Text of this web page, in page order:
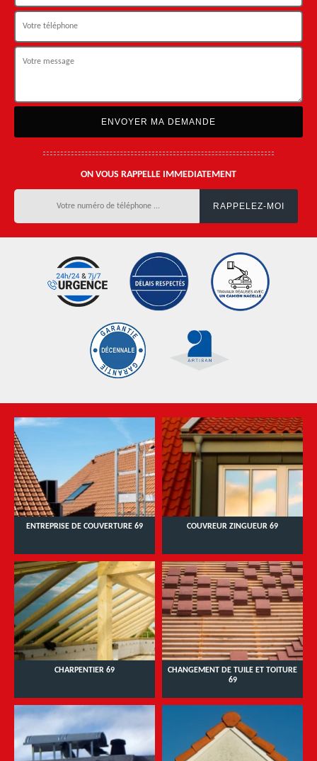
ON VOUS RAPPELLE IMMEDIATEMENT
ENTREPRISE DE COUVERTURE 69 COUVREUR ZINGUEUR 69
CHARPENTIER 69
CHANGEMENT DE TUILE ET TOITURE
69